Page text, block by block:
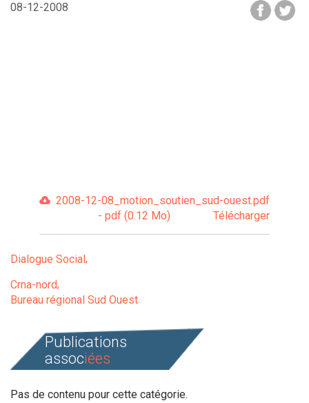
08-12-2008
2008-12-08_motion_soutien_sud-ouest.pdf
- pdf (0.12 Mo)
Télécharger
Dialogue Social
Crna-nord
Bureau régional Sud Ouest
Publications
associées
Pas de contenu pour cette catégorie.